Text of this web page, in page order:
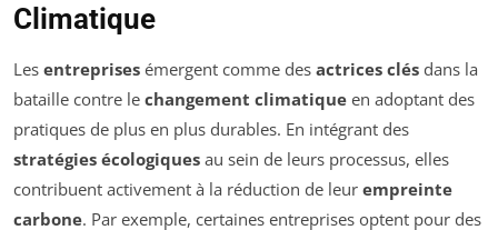
Climatique
Les entreprises émergent comme des actrices clés dans la
bataille contre le changement climatique en adoptant des
pratiques de plus en plus durables. En intégrant des
stratégies écologiques au sein de leurs processus, elles
contribuent activement à la réduction de leur empreinte
carbone. Par exemple, certaines entreprises optent pour des